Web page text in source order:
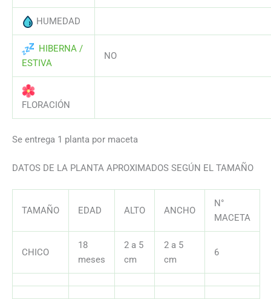
HUMEDAD
HIBERNA /
ESTIVA
NO
FLORACIÓN
Se entrega 1 planta por maceta
DATOS DE LA PLANTA APROXIMADOS SEGÚN EL TAMAÑO
TAMAÑO EDAD ALTO ANCHO
N°
MACETA
CHICO
18
meses
2 a 5
cm
2 a 5
cm
6